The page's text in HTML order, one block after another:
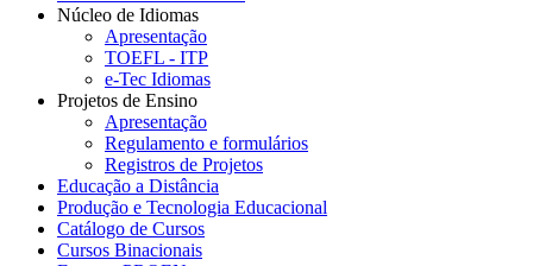
Núcleo de Idiomas
Apresentação
TOEFL - ITP
e-Tec Idiomas
Projetos de Ensino
Apresentação
Regulamento e formulários
Registros de Projetos
Educação a Distância
Produção e Tecnologia Educacional
Catálogo de Cursos
Cursos Binacionais